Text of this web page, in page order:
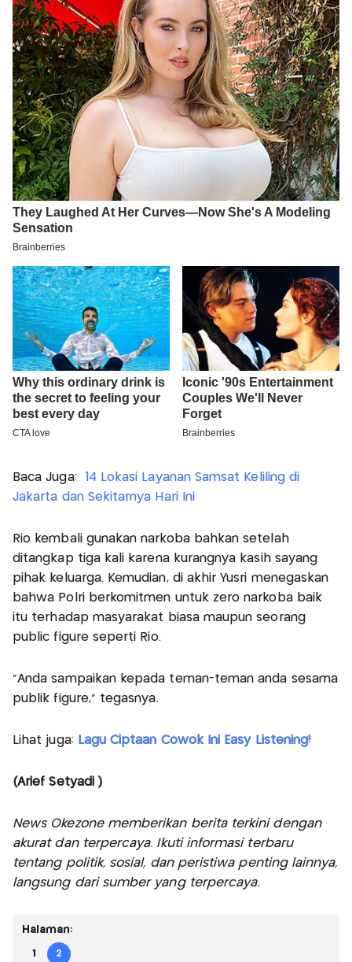
Baca Juga:
14 Lokasi Layanan Samsat Keliling di
Jakarta dan Sekitarnya Hari Ini
Rio kembali gunakan narkoba bahkan setelah
ditangkap tiga kali karena kurangnya kasih sayang
pihak keluarga. Kemudian, di akhir Yusri menegaskan
bahwa Polri berkomitmen untuk zero narkoba baik
itu terhadap masyarakat biasa maupun seorang
public figure seperti Rio.
"Anda sampaikan kepada teman-teman anda sesama
publik figure," tegasnya.
Lihat juga: Lagu Ciptaan Cowok Ini Easy Listening!
(Arief Setyadi )
News Okezone memberikan berita terkini dengan
akurat dan terpercaya. Ikuti informasi terbaru
tentang politik, sosial, dan peristiwa penting lainnya,
langsung dari sumber yang terpercaya.
Halaman:
1 2